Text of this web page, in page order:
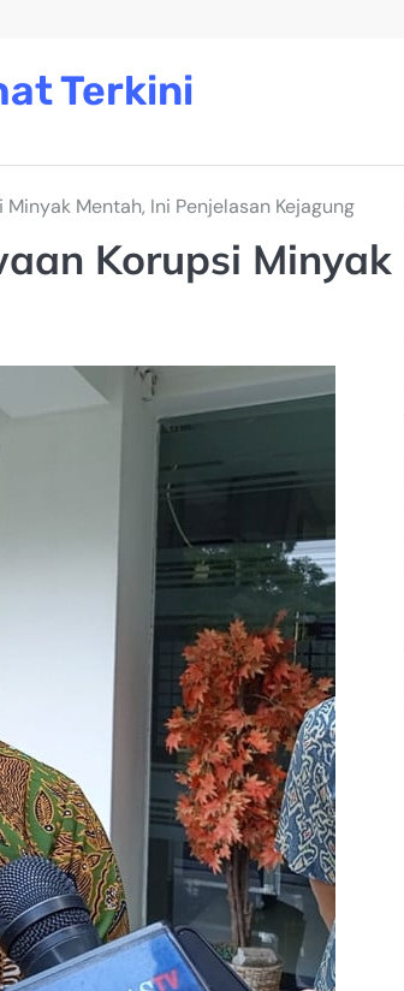
Terkini
Mentah, Ini Penjelasan Kejagung
Korupsi Minyak